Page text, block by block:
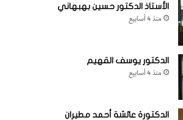
الأستاذ الدكتور حسين بهبهاني
منذ 4 أسابيع
الدكتور يوسف القهيم
منذ 4 أسابيع
الدكتورة عائشة أحمد مطيران